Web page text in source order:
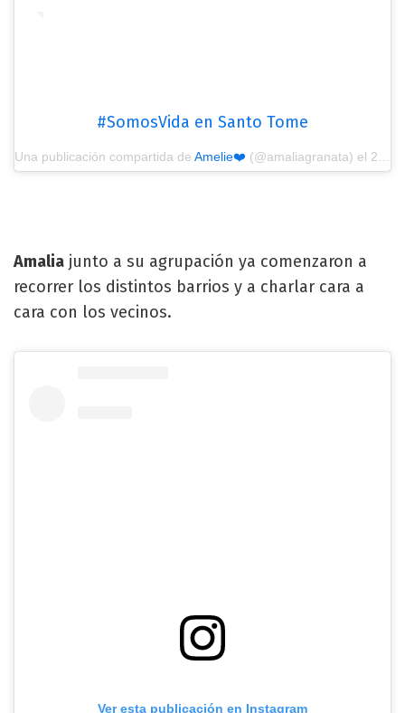
#SomosVida en Santo Tome
Una publicación compartida de Amelie❤️ (@amaliagranata) el 26 Mar, 2019 a las 4:08 PDT
Amalia junto a su agrupación ya comenzaron a
recorrer los distintos barrios y a charlar cara a
cara con los vecinos.
Ver esta publicación en Instagram